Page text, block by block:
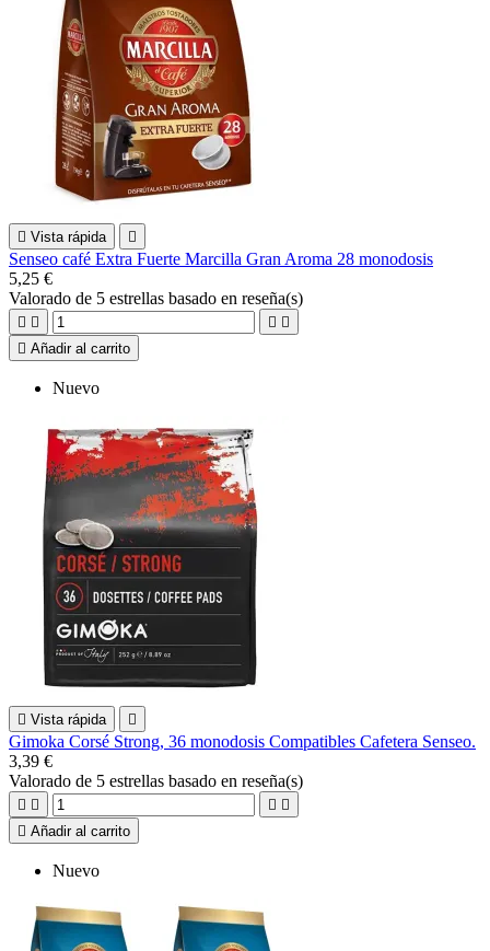
 Vista rápida 
Senseo café Extra Fuerte Marcilla Gran Aroma 28 monodosis
5,25 €
Valorado de 5 estrellas basado en reseña(s)
   
 Añadir al carrito
Nuevo
 Vista rápida 
Gimoka Corsé Strong, 36 monodosis Compatibles Cafetera Senseo.
3,39 €
Valorado de 5 estrellas basado en reseña(s)
   
 Añadir al carrito
Nuevo